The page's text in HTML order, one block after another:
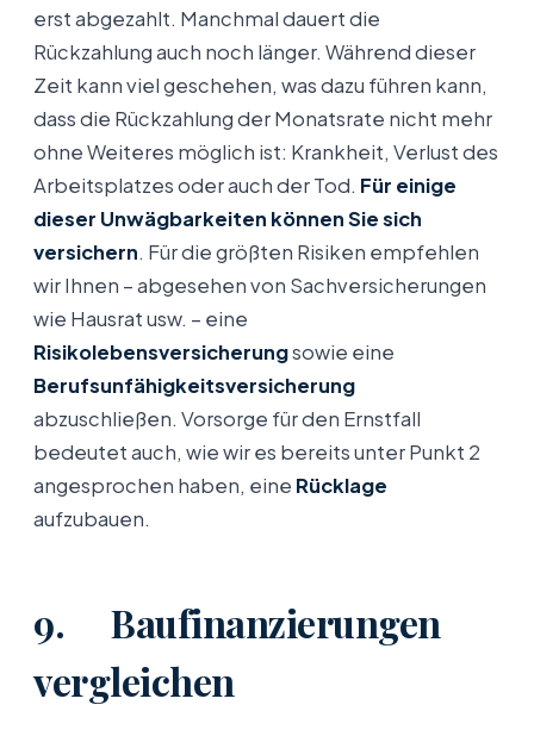
erst abgezahlt. Manchmal dauert die
Rückzahlung auch noch länger. Während dieser
Zeit kann viel geschehen, was dazu führen kann,
dass die Rückzahlung der Monatsrate nicht mehr
ohne Weiteres möglich ist: Krankheit, Verlust des
Arbeitsplatzes oder auch der Tod. Für einige
dieser Unwägbarkeiten können Sie sich
versichern. Für die größten Risiken empfehlen
wir Ihnen – abgesehen von Sachversicherungen
wie Hausrat usw. – eine
Risikolebensversicherungsowie eine
Berufsunfähigkeitsversicherung
abzuschließen. Vorsorge für den Ernstfall
bedeutet auch, wie wir es bereits unter Punkt 2
angesprochen haben, eine Rücklage
aufzubauen.
9. Baufinanzierungen
vergleichen